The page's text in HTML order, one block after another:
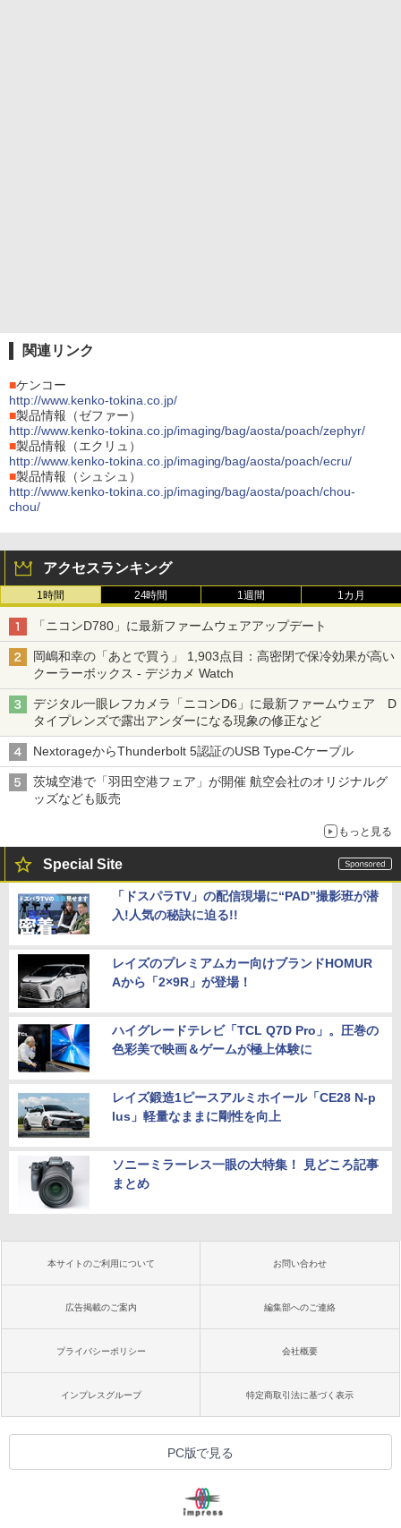
関連リンク
■ケンコー
http://www.kenko-tokina.co.jp/
■製品情報（ゼファー）
http://www.kenko-tokina.co.jp/imaging/bag/aosta/poach/zephyr/
■製品情報（エクリュ）
http://www.kenko-tokina.co.jp/imaging/bag/aosta/poach/ecru/
■製品情報（シュシュ）
http://www.kenko-tokina.co.jp/imaging/bag/aosta/poach/chou-
chou/
アクセスランキング
1時間 24時間 1週間 1カ月
「ニコンD780」に最新ファームウェアアップデート
岡嶋和幸の「あとで買う」 1,903点目：高密閉で保冷効果が高い
クーラーボックス - デジカメ Watch
デジタル一眼レフカメラ「ニコンD6」に最新ファームウェア D
タイプレンズで露出アンダーになる現象の修正など
NextorageからThunderbolt 5認証のUSB Type-Cケーブル
茨城空港で「羽田空港フェア」が開催 航空会社のオリジナルグ
ッズなども販売
もっと見る
Special Site
「ドスパラTV」の配信現場に“PAD”撮影班が潜
入!人気の秘訣に迫る!!
レイズのプレミアムカー向けブランドHOMUR
Aから「2×9R」が登場！
ハイグレードテレビ「TCL Q7D Pro」。圧巻の
色彩美で映画＆ゲームが極上体験に
レイズ鍛造1ピースアルミホイール「CE28 N-p
lus」軽量なままに剛性を向上
ソニーミラーレス一眼の大特集！ 見どころ記事
まとめ
本サイトのご利用について お問い合わせ
広告掲載のご案内 編集部へのご連絡
プライバシーポリシー 会社概要
インプレスグループ 特定商取引法に基づく表示
PC版で見る